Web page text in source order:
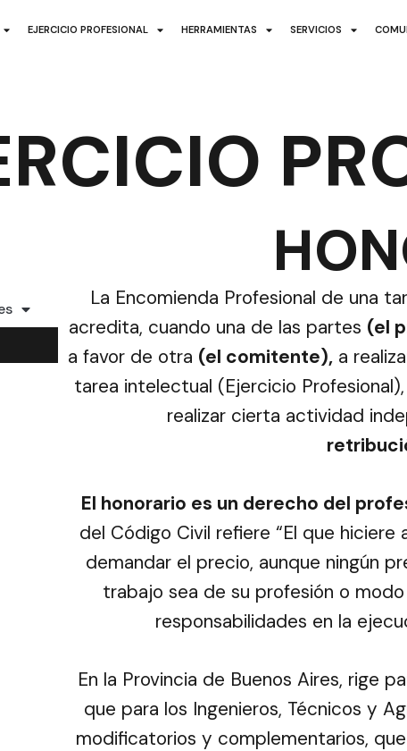
EJERCICIO PROFESIONAL HERRAMIENTAS SERVICIOS
La Encomienda Profesional de una
acredita, cuando una de las partes (el
a favor de otra (el comitente), a
tarea intelectual (Ejercicio
realizar cierta actividad
El honorario es un derecho del
del Código Civil refiere “El que
demandar el precio, aunque ningún
trabajo sea de su profesión o
responsabilidades en la
En la Provincia de Buenos Aires, rige
que para los Ingenieros, Técnicos y
modificatorios y complementarios,